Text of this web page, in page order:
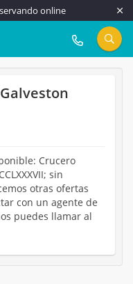
online
917 815 555
Crucero
sin
otras ofertas
con un agente de
puedes llamar al